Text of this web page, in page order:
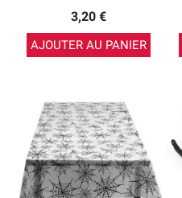
3,20 €
AJOUTER AU PANIER